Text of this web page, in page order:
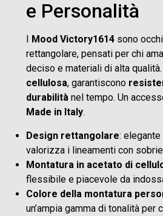
e Personalità
Mood Victory1614 sono
rettangolare, pensati per chi
deciso e materiali di alta
cellulosa, garantiscono
durabilità nel tempo. Un
Made in Italy.
Design rettangolare:
valorizza i lineamenti con
Montatura in acetato di
flessibile e piacevole da
Colore della montatura
un’ampia gamma di tonalità per